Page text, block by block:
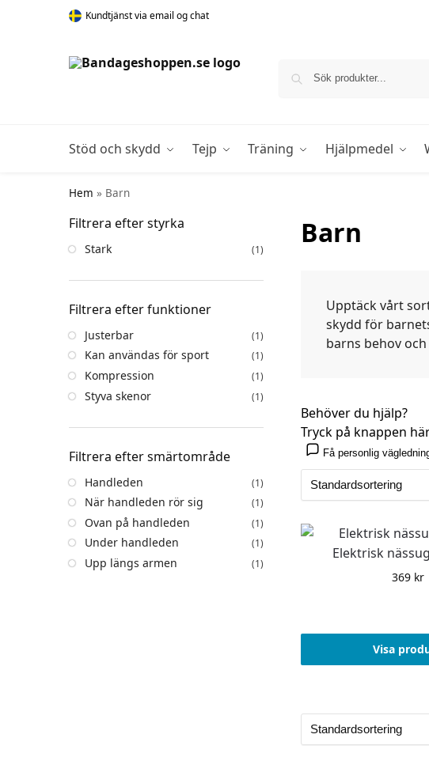
Kundtjänst via email og chat
Stöd och skydd Tejp Träning Hjälpmedel
Hem » Barn
Barn
Upptäck vårt
skydd för
barns behov
Behöver du hjälp?
Tryck på knappen
Få personlig
Elektrisk
369 kr
Visa
Filtrera efter styrka
Stark (1)
Filtrera efter funktioner
Justerbar (1)
Kan användas för sport (1)
Kompression (1)
Styva skenor (1)
Filtrera efter smärtområde
Handleden (1)
När handleden rör sig (1)
Ovan på handleden (1)
Under handleden (1)
Upp längs armen (1)